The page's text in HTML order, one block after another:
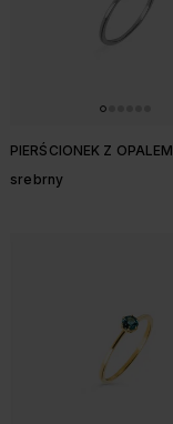
PIERŚCIONEK Z OPALEM
srebrny